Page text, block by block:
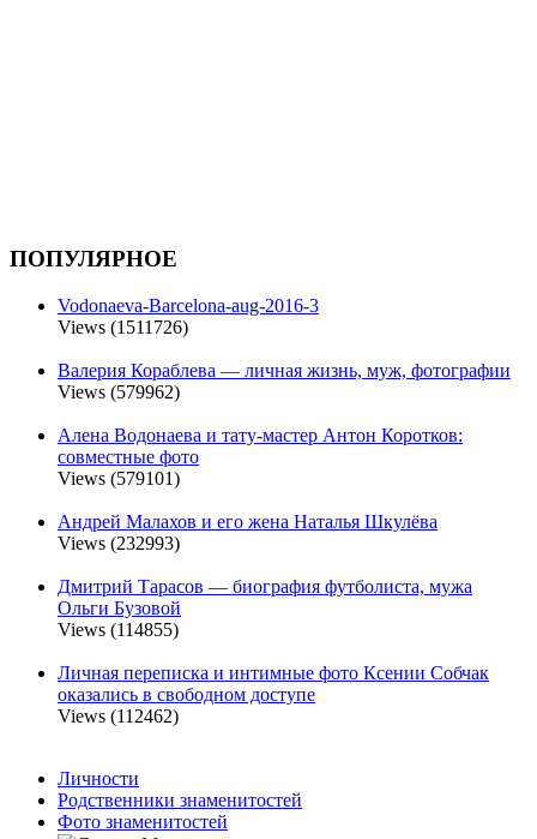
ПОПУЛЯРНОЕ
Vodonaeva-Barcelona-aug-2016-3
Views (1511726)
Валерия Кораблева — личная жизнь, муж, фотографии
Views (579962)
Алена Водонаева и тату-мастер Антон Коротков:
совместные фото
Views (579101)
Андрей Малахов и его жена Наталья Шкулёва
Views (232993)
Дмитрий Тарасов — биография футболиста, мужа
Ольги Бузовой
Views (114855)
Личная переписка и интимные фото Ксении Собчак
оказались в свободном доступе
Views (112462)
Личности
Родственники знаменитостей
Фото знаменитостей